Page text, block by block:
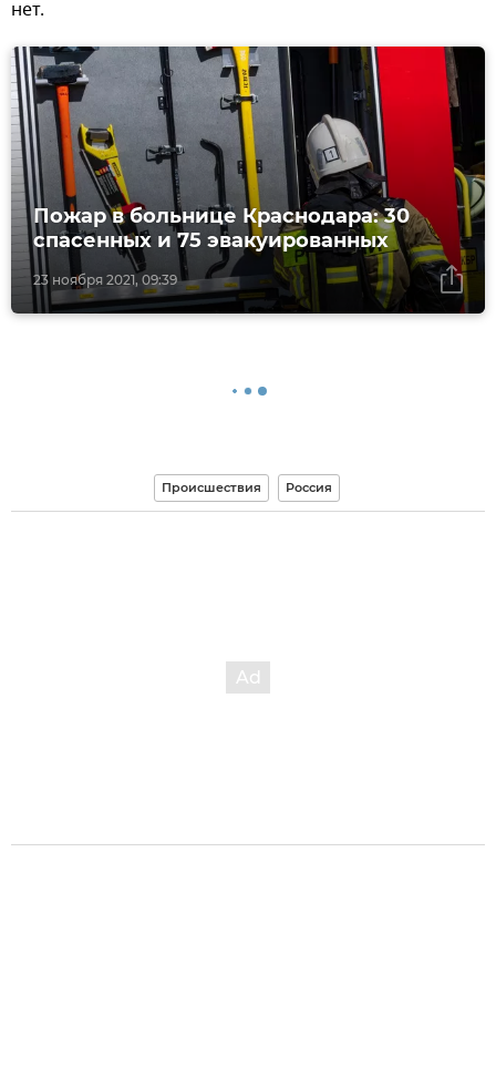
нет.
23 ноября 2021, 09:39
Пожар в больнице Краснодара: 30
спасенных и 75 эвакуированных
Происшествия Россия